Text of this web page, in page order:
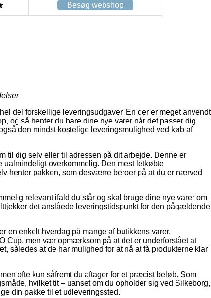
Besøg webshop
del forskellige leveringsudgaver. En der er meget anvendt
og så henter du bare dine nye varer når det passer dig.
den mindst kostelige leveringsmulighed ved køb af
til dig selv eller til adressen på dit arbejde. Denne er
overkommelig. Den mest letkøbte
henter pakken, som desværre beroer på at du er nærved
relevant ifald du står og skal bruge dine nye varer om
det anslåede leveringstidspunkt for den pågældende
en enkelt hverdag på mange af butikkens varer,
Cup, men vær opmærksom på at det er underforstået at
således at de har mulighed for at nå at få produkterne klar
ofte kun såfremt du aftager for et præcist beløb. Som
hvilket tit – uanset om du opholder sig ved Silkeborg,
din pakke til et udleveringssted.